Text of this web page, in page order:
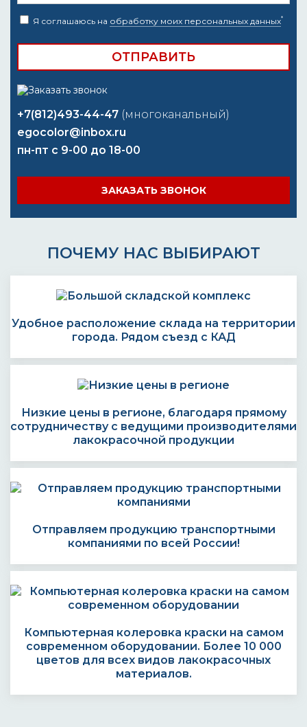
Я соглашаюсь на обработку моих персональных данных*
+7(812)493-44-47 (многоканальный)
egocolor@inbox.ru
пн-пт с 9-00 до 18-00
ЗАКАЗАТЬ ЗВОНОК
ПОЧЕМУ НАС ВЫБИРАЮТ
Удобное расположение склада на территории
города. Рядом съезд с КАД
Низкие цены в регионе, благодаря прямому
сотрудничеству с ведущими производителями
лакокрасочной продукции
Отправляем продукцию транспортными
компаниями по всей России!
Компьютерная колеровка краски на самом
современном оборудовании. Более 10 000
цветов для всех видов лакокрасочных
материалов.